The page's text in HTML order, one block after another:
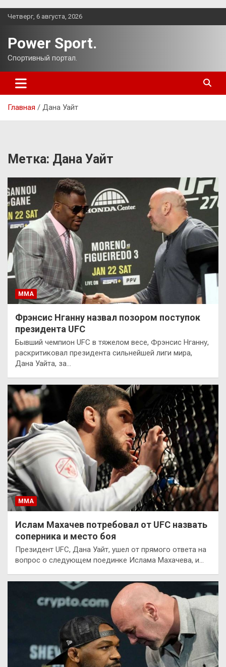
Перейти
Четверг, 6 августа, 2026
Power Sport.
Спортивный портал.
Главная Дана Уайт
Метка: Дана Уайт
ММА
Фрэнсис Нганну назвал позором поступок
президента UFC
Бывший чемпион UFC в тяжелом весе, Фрэнсис Нганну,
раскритиковал президента сильнейшей лиги мира,
Дана Уайта, за…
ММА
Ислам Махачев потребовал от UFC назвать
соперника и место боя
Президент UFC, Дана Уайт, ушел от прямого ответа на
вопрос о следующем поединке Ислама Махачева, и…